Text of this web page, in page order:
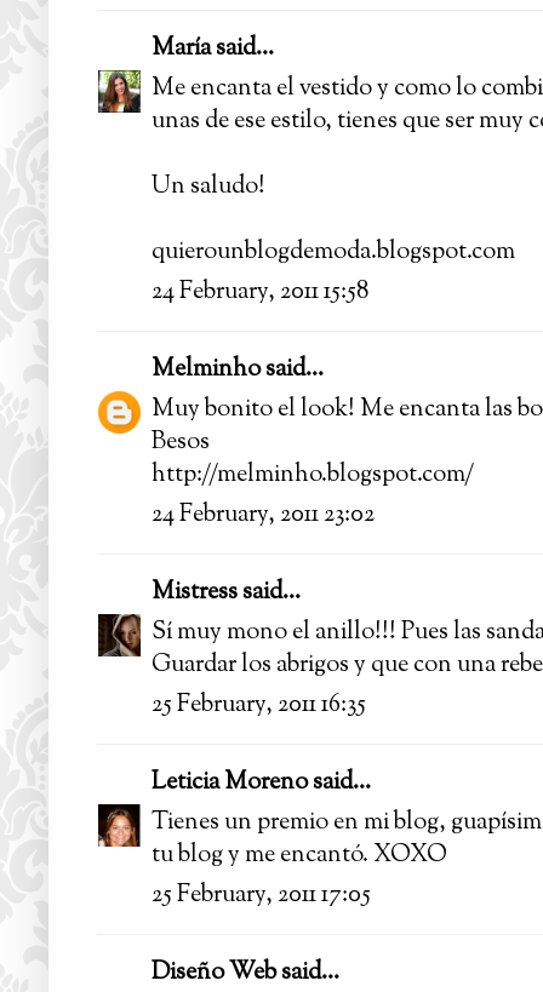
Maríasaid...
Me encanta el vestido y como lo
unas de ese estilo, tienes que ser muy
Un saludo!
quierounblogdemoda.blogspot.com
24 February, 2011 15:58
Melminhosaid...
Muy bonito el look! Me encanta las
Besos
http://melminho.blogspot.com/
24 February, 2011 23:02
Mistresssaid...
Sí muy mono el anillo!!! Pues las
Guardar los abrigos y que con una
25 February, 2011 16:35
Leticia Morenosaid...
Tienes un premio en mi blog,
tu blog y me encantó. XOXO
25 February, 2011 17:05
Diseño Websaid...